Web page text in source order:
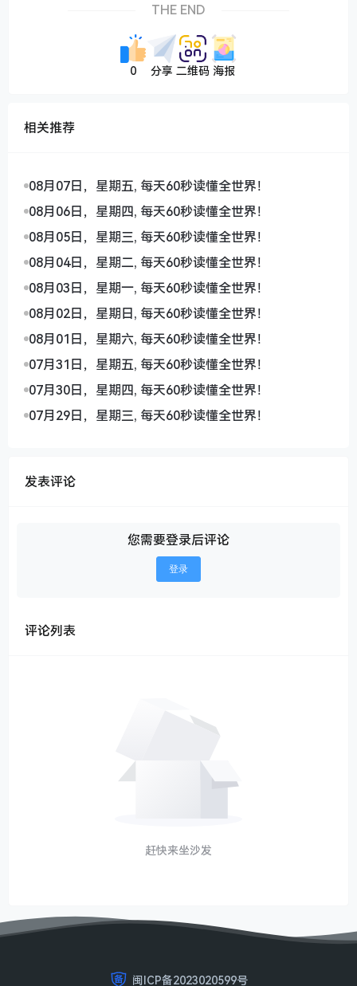
THE END
0 分享 二维码 海报
相关推荐
08月07日，星期五, 每天60秒读懂全世界！
08月06日，星期四, 每天60秒读懂全世界！
08月05日，星期三, 每天60秒读懂全世界！
08月04日，星期二, 每天60秒读懂全世界！
08月03日，星期一, 每天60秒读懂全世界！
08月02日，星期日, 每天60秒读懂全世界！
08月01日，星期六, 每天60秒读懂全世界！
07月31日，星期五, 每天60秒读懂全世界！
07月30日，星期四, 每天60秒读懂全世界！
07月29日，星期三, 每天60秒读懂全世界！
发表评论
您需要登录后评论
登录
评论列表
赶快来坐沙发
闽ICP备2023020599号